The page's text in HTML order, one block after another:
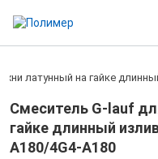
латунный на гайке
Смеситель G-lauf
гайке длинный
А180/4G4-A180